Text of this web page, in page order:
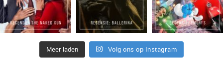
Meer laden Volg ons op Instagram